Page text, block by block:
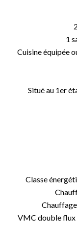
1
Cuisine équipée
Situé au 1er
Classe
VMC double flux